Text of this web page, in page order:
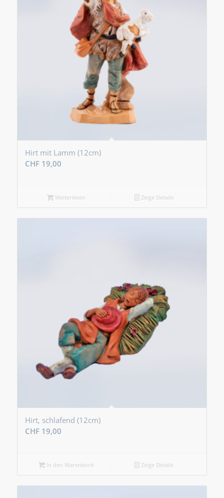
Hirt mit Lamm (12cm)
CHF19,00
Weiterlesen Zeige Details
Hirt, schlafend (12cm)
CHF19,00
In den Warenkorb Zeige Details